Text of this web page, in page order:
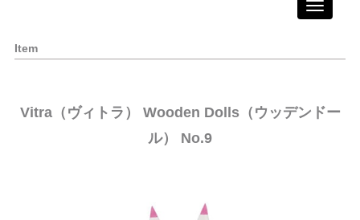
Toggle
Item
Vitra（ヴィトラ） Wooden Dolls（ウッデンドー
ル） No.9